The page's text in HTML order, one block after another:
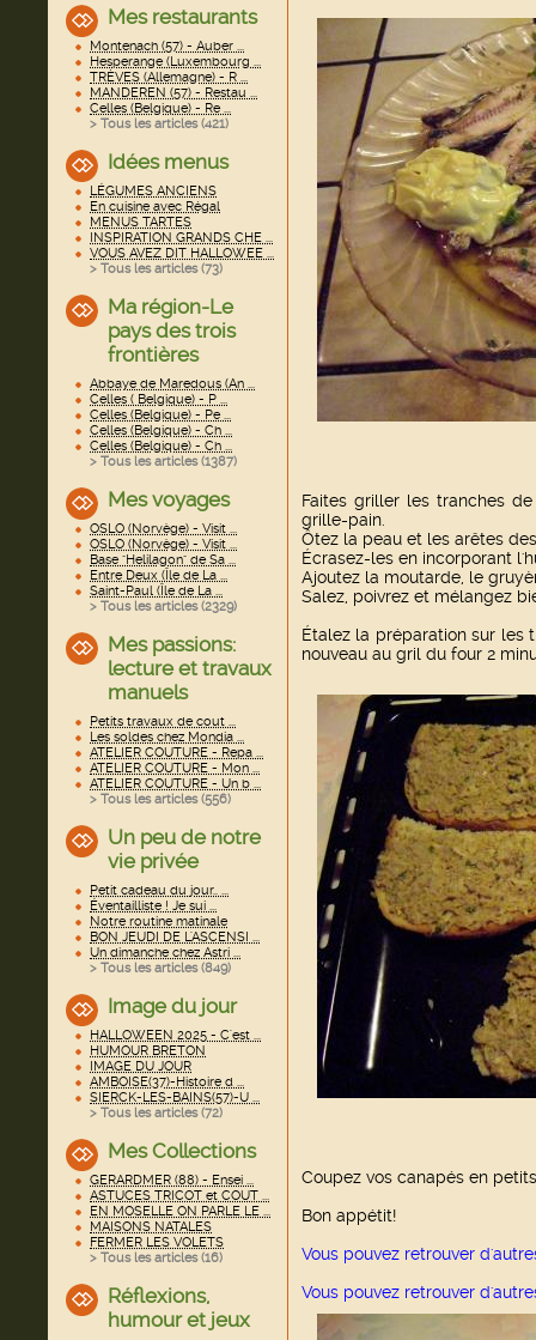
Mes restaurants
Montenach (57) - Auber ...
Hesperange (Luxembourg ...
TRÈVES (Allemagne) - R ...
MANDEREN (57) - Restau ...
Celles (Belgique) - Re ...
> Tous les articles (421)
Idées menus
LÉGUMES ANCIENS
En cuisine avec Régal
MENUS TARTES
INSPIRATION GRANDS CHE ...
VOUS AVEZ DIT HALLOWEE ...
> Tous les articles (73)
Ma région-Le
pays des trois
frontières
Abbaye de Maredous (An ...
Celles ( Belgique) - P ...
Celles (Belgique) - Pe ...
Celles (Belgique) - Ch ...
Celles (Belgique) - Ch ...
> Tous les articles (1387)
Mes voyages
OSLO (Norvège) - Visit ...
OSLO (Norvège) - Visit ...
Base "Helilagon" de Sa ...
Entre Deux (Île de La ...
Saint-Paul (Île de La ...
> Tous les articles (2329)
Mes passions:
lecture et travaux
manuels
Petits travaux de cout ...
Les soldes chez Mondia ...
ATELIER COUTURE - Repa ...
ATELIER COUTURE - Mon ...
ATELIER COUTURE - Un b ...
> Tous les articles (556)
Un peu de notre
vie privée
Petit cadeau du jour.. ...
Éventailliste ! Je sui ...
Notre routine matinale
BON JEUDI DE L'ASCENSI ...
Un dimanche chez Astri ...
> Tous les articles (849)
Image du jour
HALLOWEEN 2025 - C'est ...
HUMOUR BRETON
IMAGE DU JOUR
AMBOISE(37)-Histoire d ...
SIERCK-LES-BAINS(57)-U ...
> Tous les articles (72)
Mes Collections
GERARDMER (88) - Ensei ...
ASTUCES TRICOT et COUT ...
EN MOSELLE ON PARLE LE ...
MAISONS NATALES
FERMER LES VOLETS
> Tous les articles (16)
Réflexions,
humour et jeux
Faites griller les tranches
grille-pain.
Ôtez la peau et les arêtes
Écrasez-les en incorporant
Ajoutez la moutarde, le
Salez, poivrez et mélangez
Étalez la préparation sur les
nouveau au gril du four 2
Coupez vos canapés en
Bon appétit!
Vous pouvez retrouver
Vous pouvez retrouver